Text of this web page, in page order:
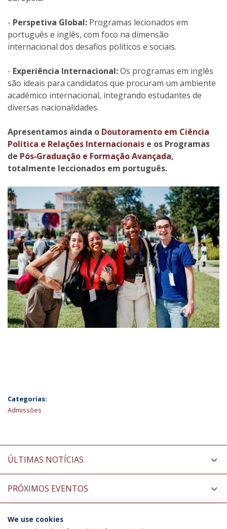
- Perspetiva Global: Programas lecionados em
português e inglês, com foco na dimensão
internacional dos desafios políticos e sociais.
- Experiência Internacional:Os programas em inglês
são ideais para candidatos que procuram um ambiente
académico internacional, integrando estudantes de
diversas nacionalidades.
Apresentamos ainda o Doutoramento em Ciência
Política e Relações Internacionais e os Programas
de Pós‑Graduação e Formação Avançada,
totalmente leccionados em português.
Categorias:
Admissões
ÚLTIMAS NOTÍCIAS
PRÓXIMOS EVENTOS
We use cookies